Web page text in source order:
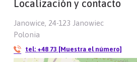
Localización y contacto
Janowice, 24-123 Janowiec
Polonia
tel: +48 73 [Muestra el número]